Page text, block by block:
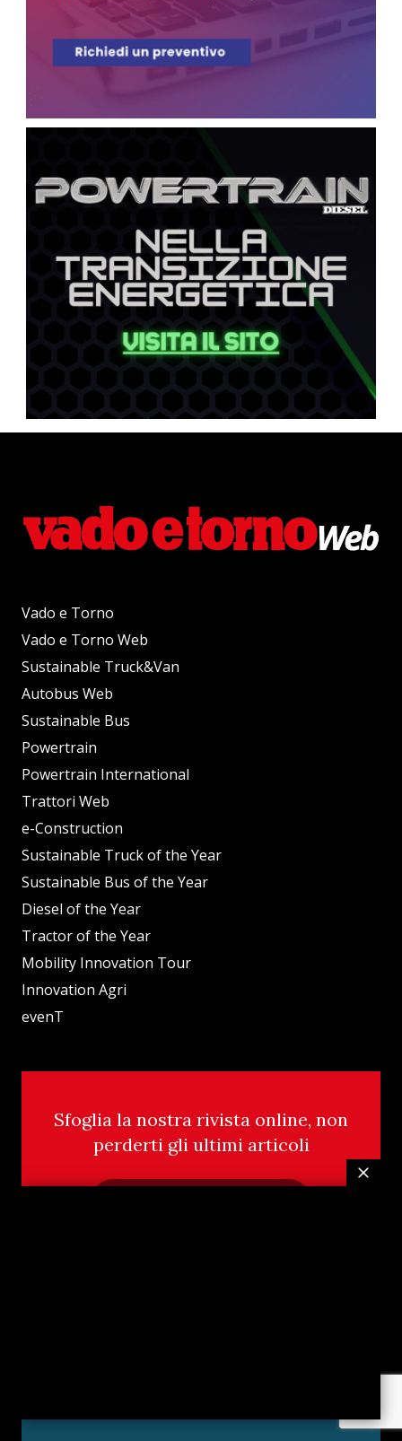
Vado e Torno
Vado e Torno Web
Sustainable Truck&Van
Autobus Web
Sustainable Bus
Powertrain
Powertrain International
Trattori Web
e-Construction
Sustainable Truck of the Year
Sustainable Bus of the Year
Diesel of the Year
Tractor of the Year
Mobility Innovation Tour
Innovation Agri
evenT
Sfoglia la nostra rivista online, non
perderti gli ultimi articoli